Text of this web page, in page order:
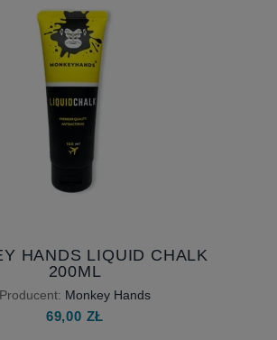
HANDS LIQUID CHALK
200ML
Producent: Monkey Hands
69,00 ZŁ